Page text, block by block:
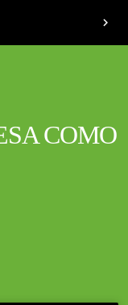
chevron_right
COMO